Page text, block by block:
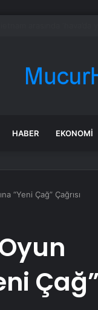
HABER EKONOMI
“Yeni Çağ” Çağrısı